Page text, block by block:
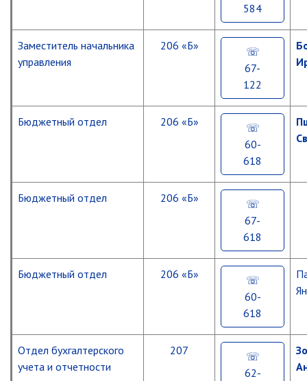
Редакция газеты «Вести»
Органы власти
Избирательная комиссия
Противодействие экстремизму
Природоохранная прокуратура
МИФНС № 16 по ПК
Фонд пенсионного и социального
584
Заместитель начальника
управления
206 «Б»
67-
122
Бюджетный отдел
206 «Б»
60-
618
Бюджетный отдел
206 «Б»
67-
618
Бюджетный отдел
206 «Б»
60-
618
Отдел бухгалтерского
учета и отчетности
207
62-
населения
имуществом
Формирование
Формирование
современной